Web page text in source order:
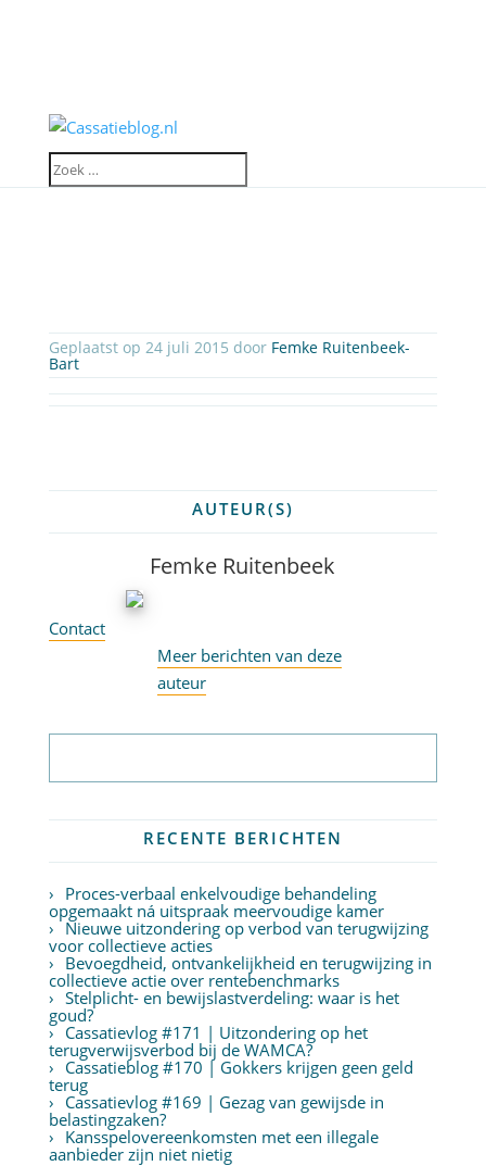
Geplaatst op 24 juli 2015 door Femke Ruitenbeek-
Bart
AUTEUR(S)
Femke Ruitenbeek
Contact
Meer berichten van deze
auteur
RECENTE BERICHTEN
Proces-verbaal enkelvoudige behandeling
opgemaakt ná uitspraak meervoudige kamer
Nieuwe uitzondering op verbod van terugwijzing
voor collectieve acties
Bevoegdheid, ontvankelijkheid en terugwijzing in
collectieve actie over rentebenchmarks
Stelplicht- en bewijslastverdeling: waar is het
goud?
Cassatievlog #171 | Uitzondering op het
terugverwijsverbod bij de WAMCA?
Cassatieblog #170 | Gokkers krijgen geen geld
terug
Cassatievlog #169 | Gezag van gewijsde in
belastingzaken?
Kansspelovereenkomsten met een illegale
aanbieder zijn niet nietig